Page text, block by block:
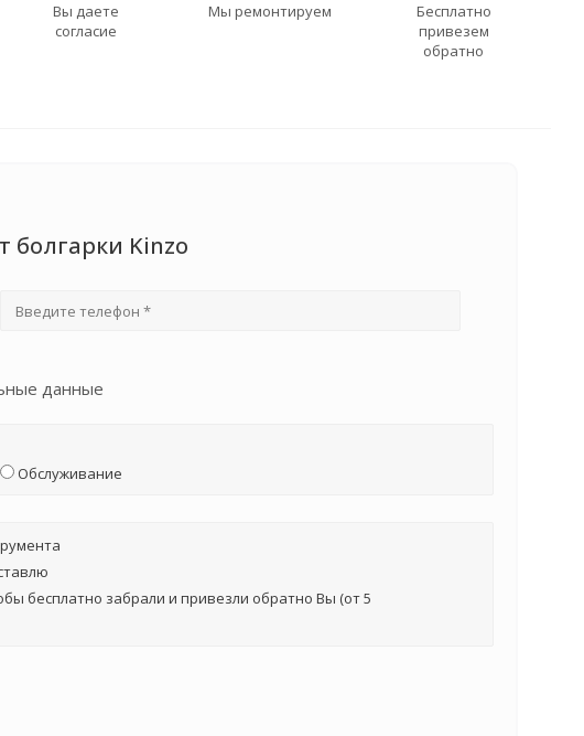
Вы даете
согласие
Мы ремонтируем
Бесплатно
привезем
обратно
болгарки Kinzo
данные
Обслуживание
бесплатно забрали и привезли обратно Вы (от 5